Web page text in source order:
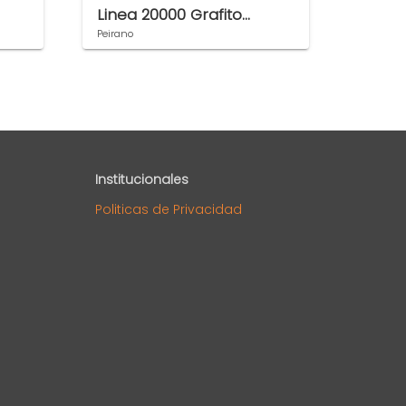
Linea 20000 Grafito
20060GR
Peirano
Institucionales
Politicas de Privacidad